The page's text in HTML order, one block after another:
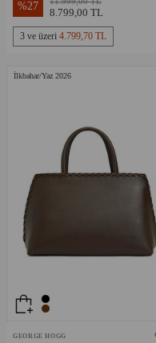
%27
8.799,00 TL
3 ve üzeri 4.799,70 TL
İlkbahar/Yaz 2026
GEORGE HOGG